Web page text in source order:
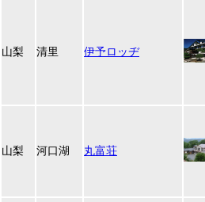
山梨 清里 伊予ロッヂ
山梨 河口湖 丸富荘